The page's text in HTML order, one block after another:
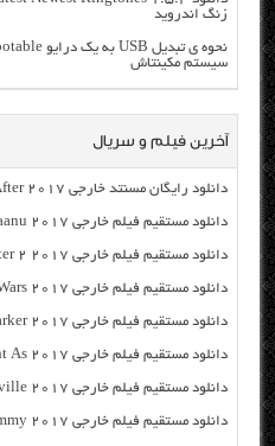
زنگ اندروید
سیستم مکینتاش
آخرین فیلم و سریال
دانلود رایگان مسنتد خارجی Britney Ever After 2017 با لینک مستقیم
دانلود مستقیم فیلم خارجی OK Jaanu 2017 از سرور سایت
دانلود مستقیم فیلم خارجی John Wick: Chapter 2 2017 از سرور سایت
دانلود مستقیم فیلم خارجی Cross Wars 2017 از سرور سایت
دانلود مستقیم فیلم خارجی Fifty Shades Darker 2017 از سرور سایت
دانلود مستقیم فیلم خارجی From Straight As 2017 از سرور سایت
دانلود مستقیم فیلم خارجی Zeroville 2017 از سرور سایت
دانلود مستقیم فیلم خارجی The Mummy 2017 از سرور سایت